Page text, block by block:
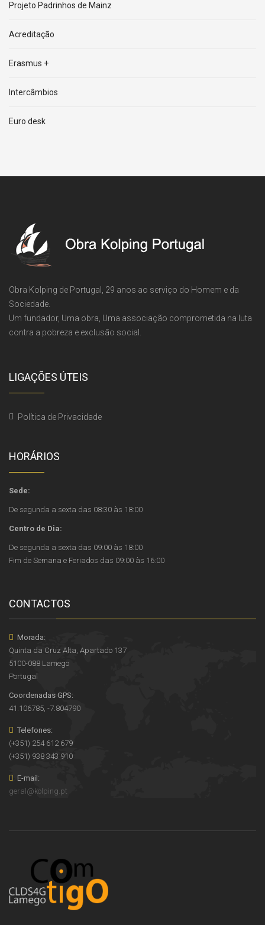
Projeto Padrinhos de Mainz
Acreditação
Erasmus +
Intercâmbios
Euro desk
Obra Kolping de Portugal, 29 anos ao serviço do Homem e da
Sociedade.
Um fundador, Uma obra, Uma associação comprometida na luta
contra a pobreza e exclusão social.
LIGAÇÕES ÚTEIS
Política de Privacidade
HORÁRIOS
Sede:
De segunda a sexta das 08:30 às 18:00
Centro de Dia:
De segunda a sexta das 09:00 às 18:00
Fim de Semana e Feriados das 09:00 às 16:00
CONTACTOS
Morada:
Quinta da Cruz Alta, Apartado 137
5100-088 Lamego
Portugal
Coordenadas GPS:
41.106785, -7.804790
Telefones:
(+351) 254 612 679
(+351) 938 343 910
E-mail:
geral@kolping.pt